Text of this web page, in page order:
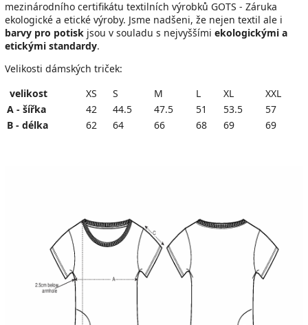
mezinárodního certifikátu textilních výrobků GOTS - Záruka
ekologické a etické výroby. Jsme nadšeni, že nejen textil ale i
barvy pro potisk jsou v souladu s nejvyššími ekologickými a
etickými standardy.
Velikosti dámských triček:
velikost
XS S M L XL
XXL
A - šířka
42 44.5 47.5 51 53.5
57
B - délka
62 64 66 68 69 69